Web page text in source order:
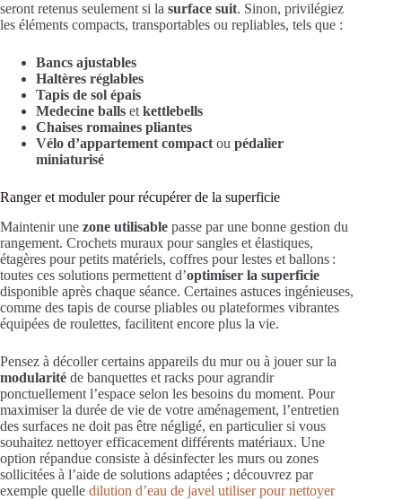
seront retenus seulement si la surface suit. Sinon, privilégiez
les éléments compacts, transportables ou repliables, tels que :
Bancs ajustables
Haltères réglables
Tapis de sol épais
Medecine balls et kettlebells
Chaises romaines pliantes
Vélo d’appartement compact ou pédalier
miniaturisé
Ranger et moduler pour récupérer de la superficie
Maintenir une zone utilisable passe par une bonne gestion du
rangement. Crochets muraux pour sangles et élastiques,
étagères pour petits matériels, coffres pour lestes et ballons :
toutes ces solutions permettent d’optimiser la superficie
disponible après chaque séance. Certaines astuces ingénieuses,
comme des tapis de course pliables ou plateformes vibrantes
équipées de roulettes, facilitent encore plus la vie.
Pensez à décoller certains appareils du mur ou à jouer sur la
modularité de banquettes et racks pour agrandir
ponctuellement l’espace selon les besoins du moment. Pour
maximiser la durée de vie de votre aménagement, l’entretien
des surfaces ne doit pas être négligé, en particulier si vous
souhaitez nettoyer efficacement différents matériaux. Une
option répandue consiste à désinfecter les murs ou zones
sollicitées à l’aide de solutions adaptées ; découvrez par
exemple quelle dilution d’eau de javel utiliser pour nettoyer